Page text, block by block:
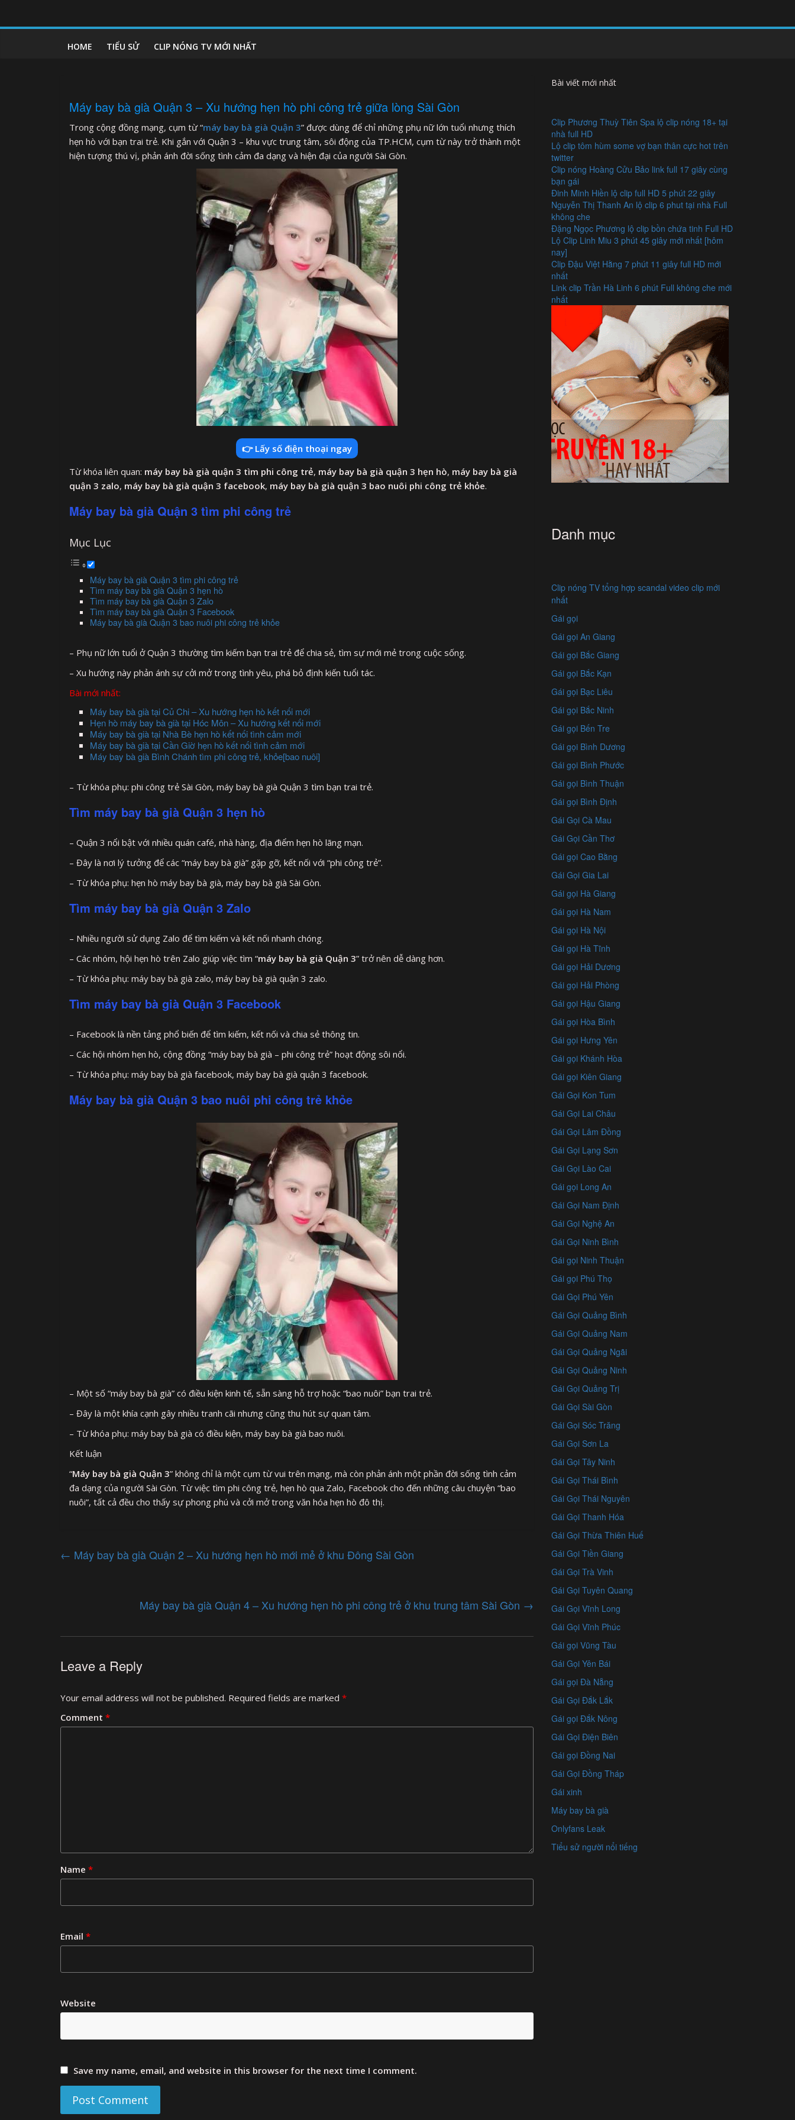
content
clipnonglive.com
HOME TIỂU SỬ CLIP NÓNG TV MỚI NHẤT
Máy bay bà già Quận 3 – Xu hướng hẹn hò phi công trẻ giữa lòng Sài Gòn
Trong cộng đồng mạng, cụm từ “máy bay bà già Quận 3” được dùng để chỉ những phụ nữ lớn tuổi nhưng thích
hẹn hò với bạn trai trẻ. Khi gắn với Quận 3 – khu vực trung tâm, sôi động của TP.HCM, cụm từ này trở thành một
hiện tượng thú vị, phản ánh đời sống tình cảm đa dạng và hiện đại của người Sài Gòn.
👉 Lấy số điện thoại ngay
Từ khóa liên quan: máy bay bà già quận 3 tìm phi công trẻ, máy bay bà già quận 3 hẹn hò, máy bay bà già
quận 3 zalo, máy bay bà già quận 3 facebook, máy bay bà già quận 3 bao nuôi phi công trẻ khỏe.
Máy bay bà già Quận 3 tìm phi công trẻ
Mục Lục
Máy bay bà già Quận 3 tìm phi công trẻ
Tìm máy bay bà già Quận 3 hẹn hò
Tìm máy bay bà già Quận 3 Zalo
Tìm máy bay bà già Quận 3 Facebook
Máy bay bà già Quận 3 bao nuôi phi công trẻ khỏe
– Phụ nữ lớn tuổi ở Quận 3 thường tìm kiếm bạn trai trẻ để chia sẻ, tìm sự mới mẻ trong cuộc sống.
– Xu hướng này phản ánh sự cởi mở trong tình yêu, phá bỏ định kiến tuổi tác.
Bài mới nhất:
Máy bay bà già tại Củ Chi – Xu hướng hẹn hò kết nối mới
Hẹn hò máy bay bà già tại Hóc Môn – Xu hướng kết nối mới
Máy bay bà già tại Nhà Bè hẹn hò kết nối tình cảm mới
Máy bay bà già tại Cần Giờ hẹn hò kết nối tình cảm mới
Máy bay bà già Bình Chánh tìm phi công trẻ, khỏe[bao nuôi]
– Từ khóa phụ: phi công trẻ Sài Gòn, máy bay bà già Quận 3 tìm bạn trai trẻ.
Tìm máy bay bà già Quận 3 hẹn hò
– Quận 3 nổi bật với nhiều quán café, nhà hàng, địa điểm hẹn hò lãng mạn.
– Đây là nơi lý tưởng để các “máy bay bà già” gặp gỡ, kết nối với “phi công trẻ”.
– Từ khóa phụ: hẹn hò máy bay bà già, máy bay bà già Sài Gòn.
Tìm máy bay bà già Quận 3 Zalo
– Nhiều người sử dụng Zalo để tìm kiếm và kết nối nhanh chóng.
– Các nhóm, hội hẹn hò trên Zalo giúp việc tìm “máy bay bà già Quận 3” trở nên dễ dàng hơn.
– Từ khóa phụ: máy bay bà già zalo, máy bay bà già quận 3 zalo.
Tìm máy bay bà già Quận 3 Facebook
– Facebook là nền tảng phổ biến để tìm kiếm, kết nối và chia sẻ thông tin.
– Các hội nhóm hẹn hò, cộng đồng “máy bay bà già – phi công trẻ” hoạt động sôi nổi.
– Từ khóa phụ: máy bay bà già facebook, máy bay bà già quận 3 facebook.
Máy bay bà già Quận 3 bao nuôi phi công trẻ khỏe
– Một số “máy bay bà già” có điều kiện kinh tế, sẵn sàng hỗ trợ hoặc “bao nuôi” bạn trai trẻ.
– Đây là một khía cạnh gây nhiều tranh cãi nhưng cũng thu hút sự quan tâm.
– Từ khóa phụ: máy bay bà già có điều kiện, máy bay bà già bao nuôi.
Kết luận
“Máy bay bà già Quận 3” không chỉ là một cụm từ vui trên mạng, mà còn phản ánh một phần đời sống tình cảm
đa dạng của người Sài Gòn. Từ việc tìm phi công trẻ, hẹn hò qua Zalo, Facebook cho đến những câu chuyện “bao
nuôi”, tất cả đều cho thấy sự phong phú và cởi mở trong văn hóa hẹn hò đô thị.
← Máy bay bà già Quận 2 – Xu hướng hẹn hò mới mẻ ở khu Đông Sài Gòn
Máy bay bà già Quận 4 – Xu hướng hẹn hò phi công trẻ ở khu trung tâm Sài Gòn →
Leave a Reply
Your email address will not be published. Required fields are marked *
Comment *
Name *
Email *
Website
Save my name, email, and website in this browser for the next time I comment.
Bài viết mới nhất
Clip Phương Thuỳ Tiên Spa lộ clip nóng 18+ tại
nhà full HD
Lộ clip tôm hùm some vợ bạn thân cực hot trên
twitter
Clip nóng Hoàng Cửu Bảo link full 17 giây cùng
bạn gái
Đinh Minh Hiền lộ clip full HD 5 phút 22 giây
Nguyễn Thị Thanh An lộ clip 6 phut tại nhà Full
không che
Đặng Ngọc Phương lộ clip bồn chứa tinh Full HD
Lộ Clip Linh Miu 3 phút 45 giây mới nhất [hôm
nay]
Clip Đậu Việt Hằng 7 phút 11 giây full HD mới
nhất
Link clip Trần Hà Linh 6 phút Full không che mới
nhất
Danh mục
Clip nóng TV tổng hợp scandal video clip mới
nhất
Gái gọi
Gái gọi An Giang
Gái gọi Bắc Giang
Gái gọi Bắc Kạn
Gái gọi Bạc Liêu
Gái gọi Bắc Ninh
Gái gọi Bến Tre
Gái gọi Bình Dương
Gái gọi Bình Phước
Gái gọi Bình Thuận
Gái gọi Bình Định
Gái Gọi Cà Mau
Gái Gọi Cần Thơ
Gái gọi Cao Bằng
Gái Gọi Gia Lai
Gái gọi Hà Giang
Gái gọi Hà Nam
Gái gọi Hà Nội
Gái gọi Hà Tĩnh
Gái gọi Hải Dương
Gái gọi Hải Phòng
Gái gọi Hậu Giang
Gái gọi Hòa Bình
Gái gọi Hưng Yên
Gái gọi Khánh Hòa
Gái gọi Kiên Giang
Gái Gọi Kon Tum
Gái Gọi Lai Châu
Gái Gọi Lâm Đồng
Gái Gọi Lạng Sơn
Gái Gọi Lào Cai
Gái gọi Long An
Gái Gọi Nam Định
Gái Gọi Nghệ An
Gái Gọi Ninh Bình
Gái gọi Ninh Thuận
Gái gọi Phú Thọ
Gái Gọi Phú Yên
Gái Gọi Quảng Bình
Gái Gọi Quảng Nam
Gái Gọi Quảng Ngãi
Gái Gọi Quảng Ninh
Gái Gọi Quảng Trị
Gái Gọi Sài Gòn
Gái Gọi Sóc Trăng
Gái Gọi Sơn La
Gái Gọi Tây Ninh
Gái Gọi Thái Bình
Gái Gọi Thái Nguyên
Gái Gọi Thanh Hóa
Gái Gọi Thừa Thiên Huế
Gái Gọi Tiền Giang
Gái Gọi Trà Vinh
Gái Gọi Tuyên Quang
Gái Gọi Vĩnh Long
Gái Gọi Vĩnh Phúc
Gái gọi Vũng Tàu
Gái Gọi Yên Bái
Gái gọi Đà Nẵng
Gái Gọi Đắk Lắk
Gái gọi Đắk Nông
Gái Gọi Điện Biên
Gái gọi Đồng Nai
Gái Gọi Đồng Tháp
Gái xinh
Máy bay bà già
Onlyfans Leak
Tiểu sử người nổi tiếng